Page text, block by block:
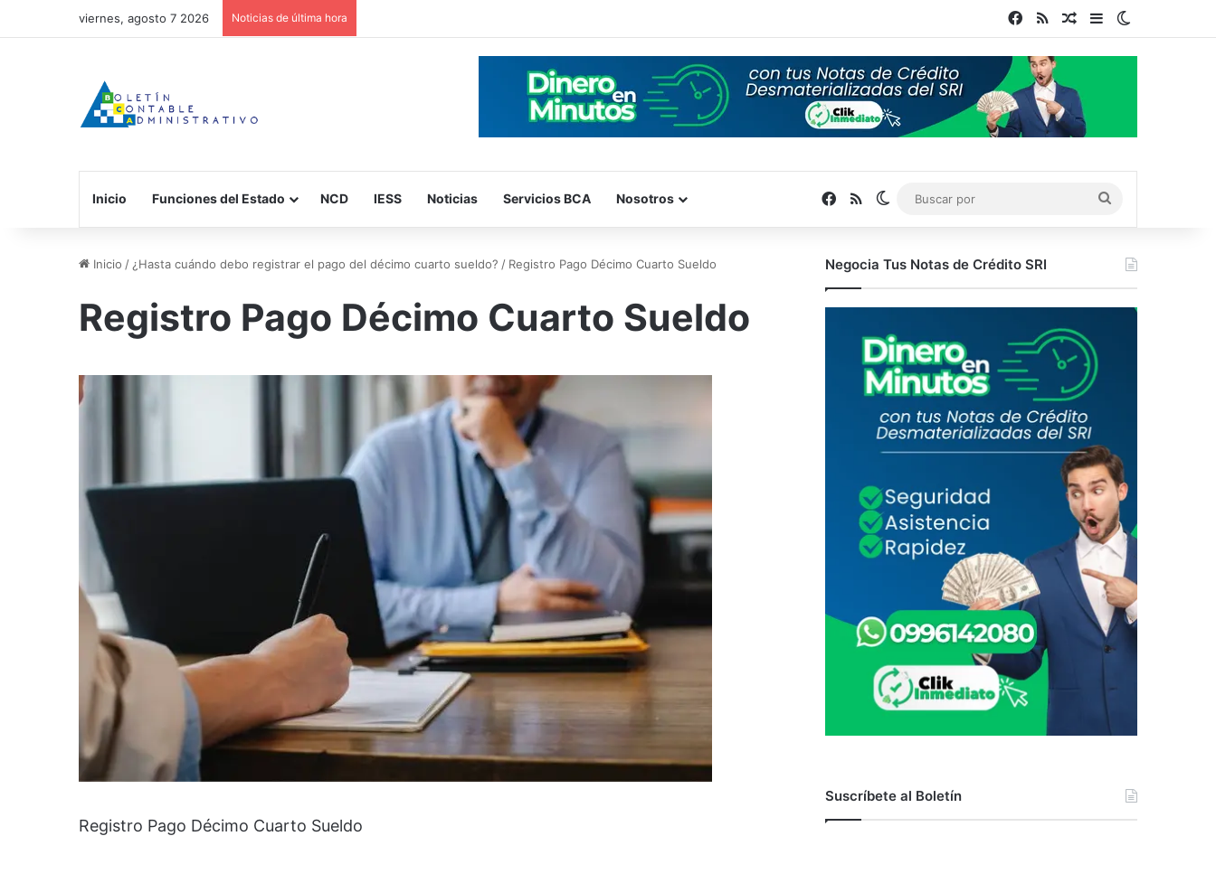
viernes, agosto 7 2026 Noticias de última hora Facebook
RSS Publicación al azar
Barra lateral
Inicio Funciones del Estado NCD IESS Noticias Servicios BCA Nosotros Facebook
RSS Switch skin
por
Inicio / ¿Hasta cuándo debo registrar el pago del décimo cuarto sueldo? / Registro Pago Décimo Cuarto Sueldo
Registro Pago Décimo Cuarto Sueldo
Registro Pago Décimo Cuarto Sueldo
Negocia Tus Notas de Crédito SRI
Suscríbete al Boletín